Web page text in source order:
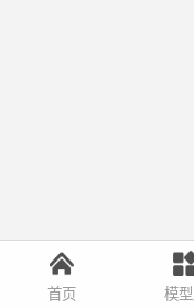
首页 模